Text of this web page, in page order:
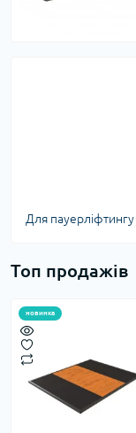
Для пауерліфтингу
Топ продажів
новинка